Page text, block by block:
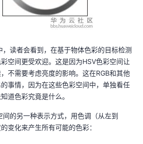
，读者会看到，在基于物体色彩的目标检测
空间更受欢迎。这是因为HSV色彩空间让
不需要考虑亮度的影响。这在RGB和其他
事情，因为在这些色彩空间中，单独看任
道色彩究竟是什么。
间的另一种表示方式，用色调（从左到
变化来产生所有可能的色彩：